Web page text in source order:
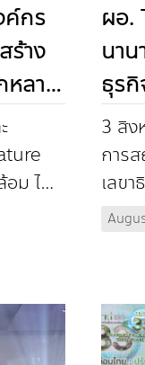
ค์กร
ร้าง
หลาย
ม ได้
าน
ผอ.
นา
ธุร
ประ
ชีว
3 สิง
การ
เลข